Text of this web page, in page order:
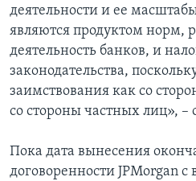
деятельности и ее
являются продуктом норм,
деятельность банков, и
законодательства,
заимствования как со
со стороны частных лиц», –
Пока дата вынесения
договоренности JPMorgan